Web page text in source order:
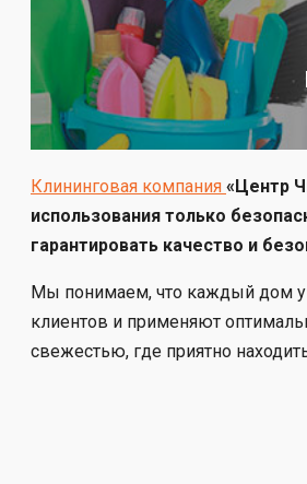
Клининговая компания «Центр
использования только
гарантировать качество и
Мы понимаем, что каждый дом
клиентов и применяют
свежестью, где приятно